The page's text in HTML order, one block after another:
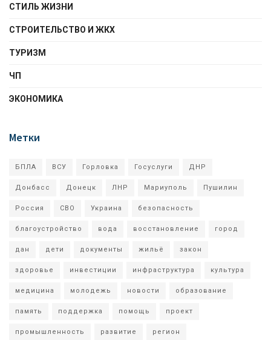
СТИЛЬ ЖИЗНИ
СТРОИТЕЛЬСТВО И ЖКХ
ТУРИЗМ
ЧП
ЭКОНОМИКА
Метки
БПЛА ВСУ Горловка Госуслуги ДНР
Донбасс Донецк ЛНР Мариуполь Пушилин
Россия СВО Украина безопасность
благоустройство вода восстановление город
дан дети документы жильё закон
здоровье инвестиции инфраструктура культура
медицина молодежь новости образование
память поддержка помощь проект
промышленность развитие регион